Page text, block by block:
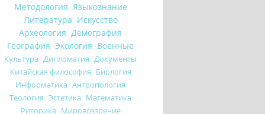
Методология Языкознание
Литература Искусство
Археология Демография
География Экология Военные
Культура Дипломатия Документы
Китайская философия Биология
Информатика Антропология
Теология Эстетика Математика
Риторика Мировоззрение